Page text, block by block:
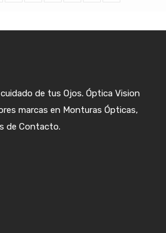
de tus Ojos. Óptica Vision
marcas en Monturas Ópticas,
de Contacto.